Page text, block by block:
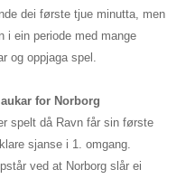
dei første tjue minutta, men
i ein periode med mange
og oppjaga spel.
for Norborg
spelt då Ravn får sin første
sjanse i 1. omgang.
ved at Norborg slår ei